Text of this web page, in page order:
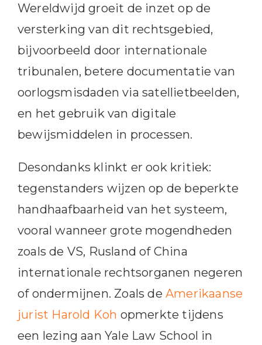
Wereldwijd groeit de inzet op de
versterking van dit rechtsgebied,
bijvoorbeeld door internationale
tribunalen, betere documentatie van
oorlogsmisdaden via satellietbeelden,
en het gebruik van digitale
bewijsmiddelen in processen.
Desondanks klinkt er ook kritiek:
tegenstanders wijzen op de beperkte
handhaafbaarheid van het systeem,
vooral wanneer grote mogendheden
zoals de VS, Rusland of China
internationale rechtsorganen negeren
of ondermijnen. Zoals de Amerikaanse
jurist Harold Koh opmerkte tijdens
een lezing aan Yale Law School in